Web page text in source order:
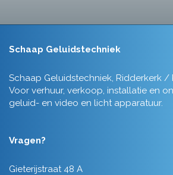
Schaap Geluidstechniek
Schaap Geluidstechniek, Ridderkerk /
Voor verhuur, verkoop, installatie en
geluid- en video en licht apparatuur.
Vragen?
Gieterijstraat 48 A